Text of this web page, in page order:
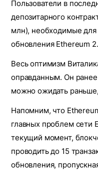
Пользователи в
депозитарного
млн), необходимые для
обновления Ethereum
Весь оптимизм
оправданным. Он ранее
можно ожидать
Напомним, что
главных проблем сети
текущий момент,
проводить до 15
обновления,